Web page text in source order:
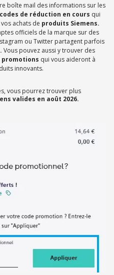
boîte mail des informations sur les
codes de réduction en cours qui
achats de produits Siemens.
officiels de la marque sur des
ou Twitter partagent parfois
Vous pouvez aussi y trouver des
promotions qui vous aideront à
innovants.
vous pourrez trouver plus
valides en août 2026.